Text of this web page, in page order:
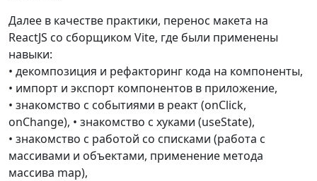
Далее в качестве практики, перенос макета на
ReactJS со сборщиком Vite, где были применены
навыки:
• декомпозиция и рефакторинг кода на компоненты,
• импорт и экспорт компонентов в приложение,
• знакомство с событиями в реакт (onClick,
onChange), • знакомство с хуками (useState),
• знакомство с работой со списками (работа с
массивами и объектами, применение метода
массива map),